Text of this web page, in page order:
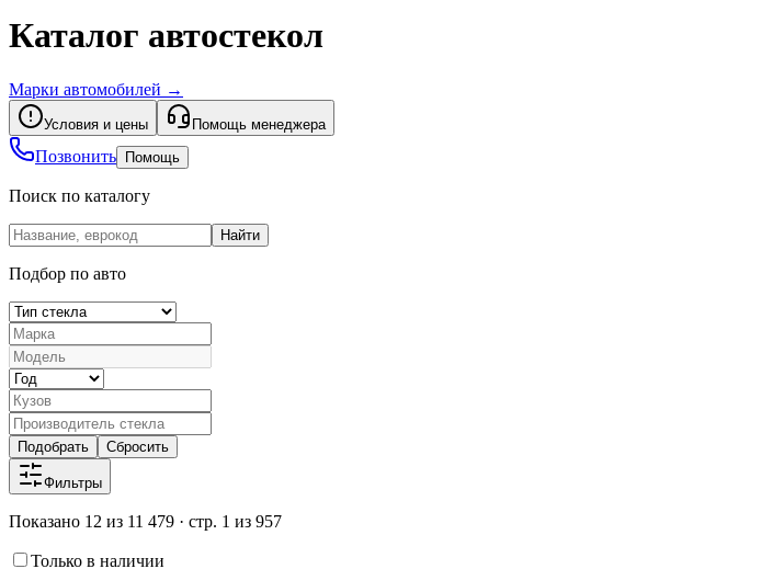
Каталог автостекол
Марки автомобилей →
Условия и цены Помощь менеджера
Позвонить Помощь
Поиск по каталогу
Найти
Подбор по авто
Подобрать Сбросить
Фильтры
Показано 12 из 11 479 · стр. 1 из 957
Только в наличии